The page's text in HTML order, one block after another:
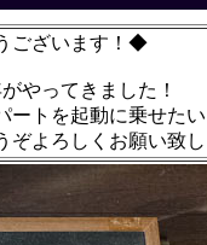
ございます！◆
やってきました！
ートを起動に乗せた
よろしくお願い致し